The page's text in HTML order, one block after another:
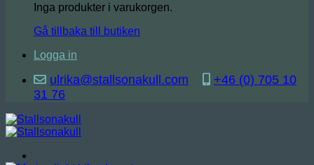
Inga produkter i varukorgen.
Gå tillbaka till butiken
Logga in
ulrika@stallsonakull.com
+46 (0) 705 10
31 76